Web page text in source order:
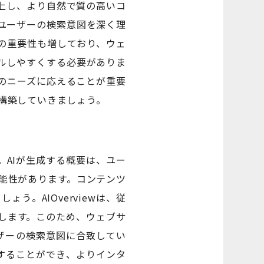
し、より自然で質の高いコ
ーザーの検索意図を深く理
重要性も増しており、ウェ
しやすくする必要がありま
ニーズに応えることが重要
していきましょう。
が生成する概要は、ユー
性があります。コンテンツ
ょう。AIOverviewは、従
ます。このため、ウェブサ
の検索意図に合致してい
ことができ、よりインタ